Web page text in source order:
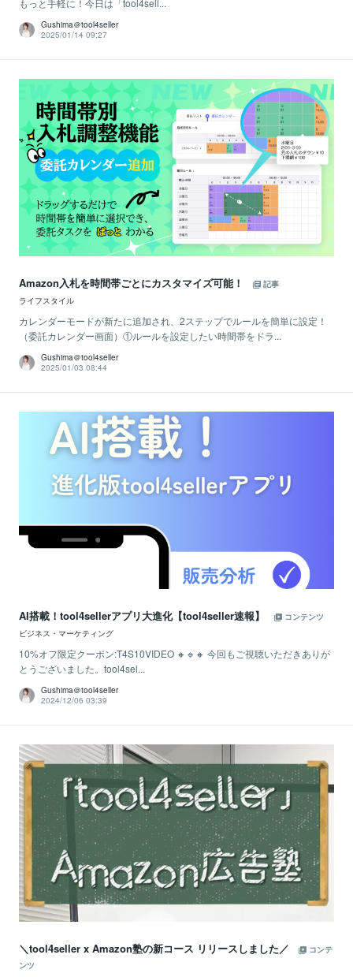
もっと手軽に！今日は「tool4sell...
Gushima＠tool4seller
2025/01/14 09:27
Amazon入札を時間帯ごとにカスタマイズ可能！
記事
ライフスタイル
カレンダーモードが新たに追加され、2ステップでルールを簡単に設定！
（委託カレンダー画面）①ルールを設定したい時間帯をドラ...
Gushima＠tool4seller
2025/01/03 08:44
AI搭載！tool4sellerアプリ大進化【tool4seller速報】
コンテンツ
ビジネス・マーケティング
10%オフ限定クーポン:T4S10VIDEO 🔸🔹🔸 今回もご視聴いただきありが
とうございました。tool4sel...
Gushima＠tool4seller
2024/12/06 03:39
＼tool4seller x Amazon塾の新コース リリースしました／
コンテ
ンツ